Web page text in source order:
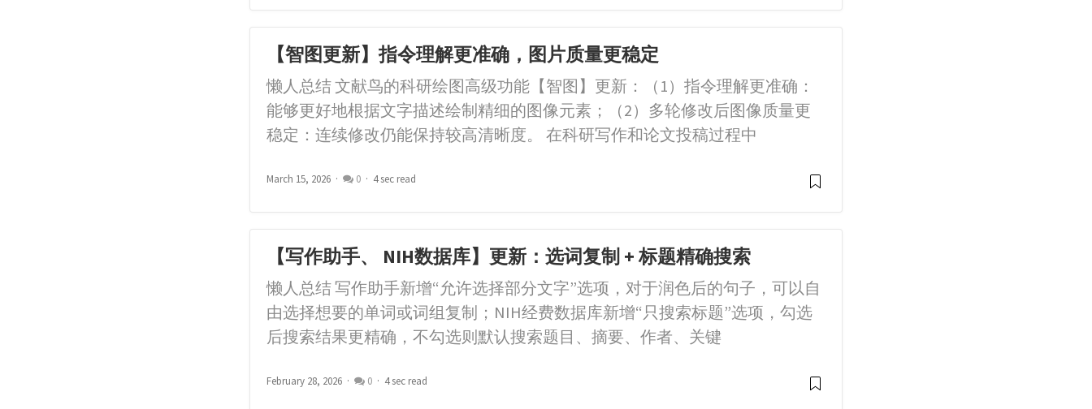
【智图更新】指令理解更准确，图片质量更稳定
懒人总结 文献鸟的科研绘图高级功能【智图】更新：（1）指令理解更准确：
能够更好地根据文字描述绘制精细的图像元素；（2）多轮修改后图像质量更
稳定：连续修改仍能保持较高清晰度。 在科研写作和论文投稿过程中
March 15, 2026 0 4 sec read
【写作助手、 NIH数据库】更新：选词复制 + 标题精确搜索
懒人总结 写作助手新增“允许选择部分文字”选项，对于润色后的句子，可以自
由选择想要的单词或词组复制；NIH经费数据库新增“只搜索标题”选项，勾选
后搜索结果更精确，不勾选则默认搜索题目、摘要、作者、关键
February 28, 2026 0 4 sec read